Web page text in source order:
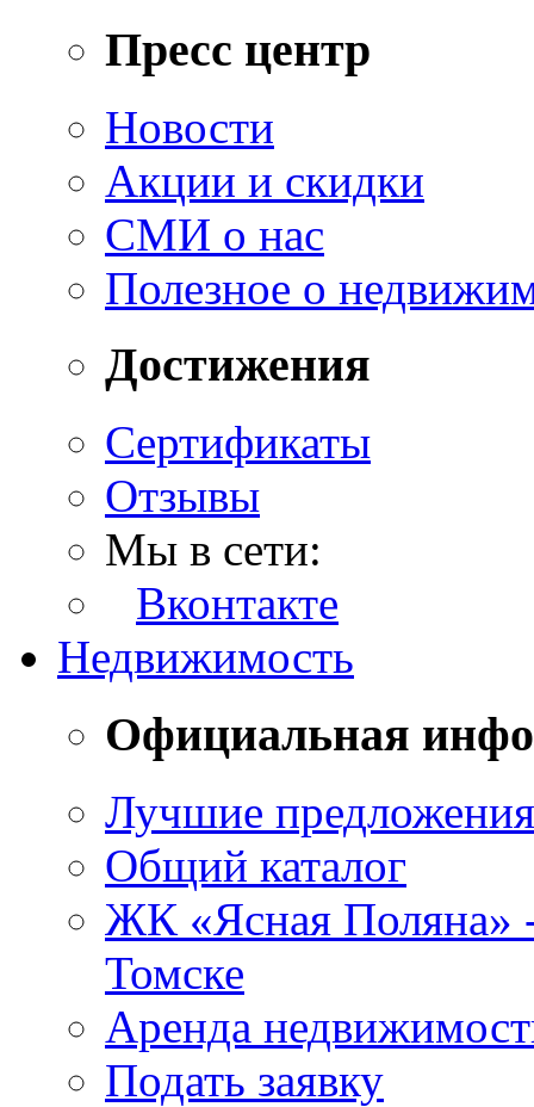
Пресс центр
Новости
Акции и скидки
СМИ о нас
Полезное о
Достижения
Сертификаты
Отзывы
Мы в сети:
Вконтакте
Недвижимость
Официальная
Лучшие предложения
Общий каталог
ЖК «Ясная Поляна»
Томске
Аренда
Подать заявку